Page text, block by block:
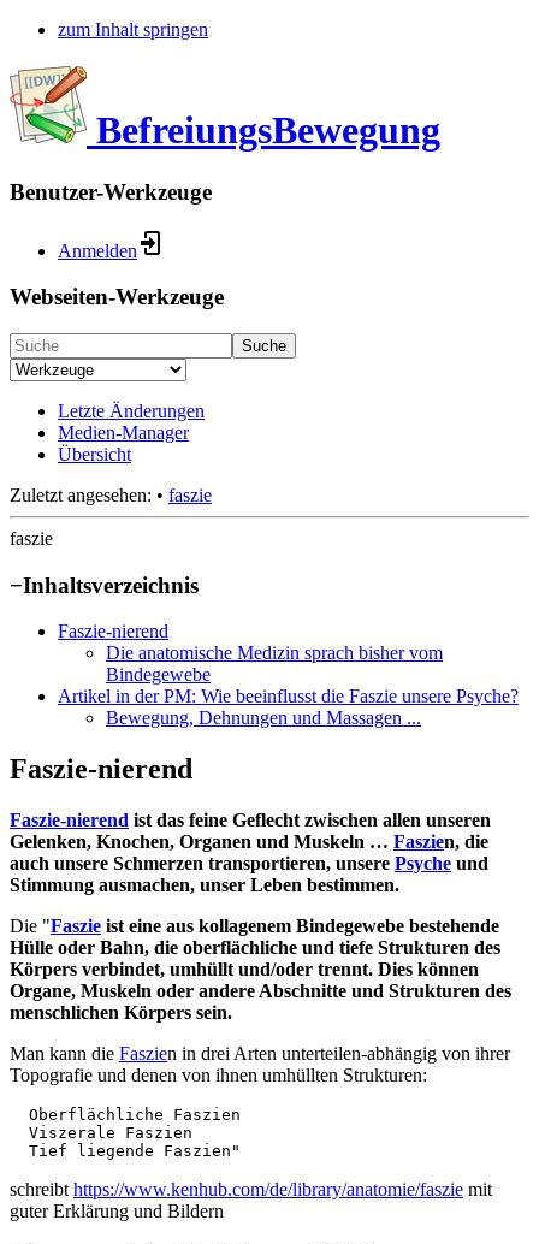
zum Inhalt springen
BefreiungsBewegung
Benutzer-Werkzeuge
Anmelden
Webseiten-Werkzeuge
Suche
Letzte Änderungen
Medien-Manager
Übersicht
Zuletzt angesehen: • faszie
faszie
−Inhaltsverzeichnis
Faszie-nierend
Die anatomische Medizin sprach bisher vom
Bindegewebe
Artikel in der PM: Wie beeinflusst die Faszie unsere Psyche?
Bewegung, Dehnungen und Massagen ...
Faszie-nierend
Faszie-nierend ist das feine Geflecht zwischen allen unseren
Gelenken, Knochen, Organen und Muskeln … Faszien, die
auch unsere Schmerzen transportieren, unsere Psyche und
Stimmung ausmachen, unser Leben bestimmen.
Die "Faszie ist eine aus kollagenem Bindegewebe bestehende
Hülle oder Bahn, die oberflächliche und tiefe Strukturen des
Körpers verbindet, umhüllt und/oder trennt. Dies können
Organe, Muskeln oder andere Abschnitte und Strukturen des
menschlichen Körpers sein.
Man kann die Faszien in drei Arten unterteilen-abhängig von ihrer
Topografie und denen von ihnen umhüllten Strukturen:
  Oberflächliche Faszien
  Viszerale Faszien
  Tief liegende Faszien"
schreibt https://www.kenhub.com/de/library/anatomie/faszie mit
guter Erklärung und Bildern